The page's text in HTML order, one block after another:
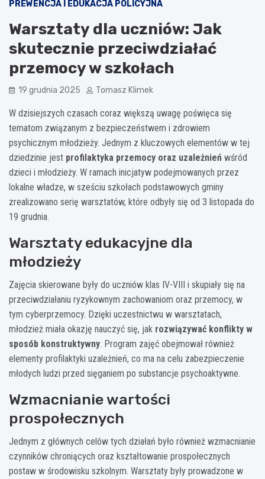
PREWENCJA I EDUKACJA POLICYJNA
Warsztaty dla uczniów: Jak
skutecznie przeciwdziałać
przemocy w szkołach
19 grudnia 2025 Tomasz Klimek
W dzisiejszych czasach coraz większą uwagę poświęca się
tematom związanym z bezpieczeństwem i zdrowiem
psychicznym młodzieży. Jednym z kluczowych elementów w tej
dziedzinie jest profilaktyka przemocy oraz uzależnień wśród
dzieci i młodzieży. W ramach inicjatyw podejmowanych przez
lokalne władze, w sześciu szkołach podstawowych gminy
zrealizowano serię warsztatów, które odbyły się od 3 listopada do
19 grudnia.
Warsztaty edukacyjne dla
młodzieży
Zajęcia skierowane były do uczniów klas IV-VIII i skupiały się na
przeciwdziałaniu ryzykownym zachowaniom oraz przemocy, w
tym cyberprzemocy. Dzięki uczestnictwu w warsztatach,
młodzież miała okazję nauczyć się, jak rozwiązywać konflikty w
sposób konstruktywny. Program zajęć obejmował również
elementy profilaktyki uzależnień, co ma na celu zabezpieczenie
młodych ludzi przed sięganiem po substancje psychoaktywne.
Wzmacnianie wartości
prospołecznych
Jednym z głównych celów tych działań było również wzmacnianie
czynników chroniących oraz kształtowanie prospołecznych
postaw w środowisku szkolnym. Warsztaty były prowadzone w